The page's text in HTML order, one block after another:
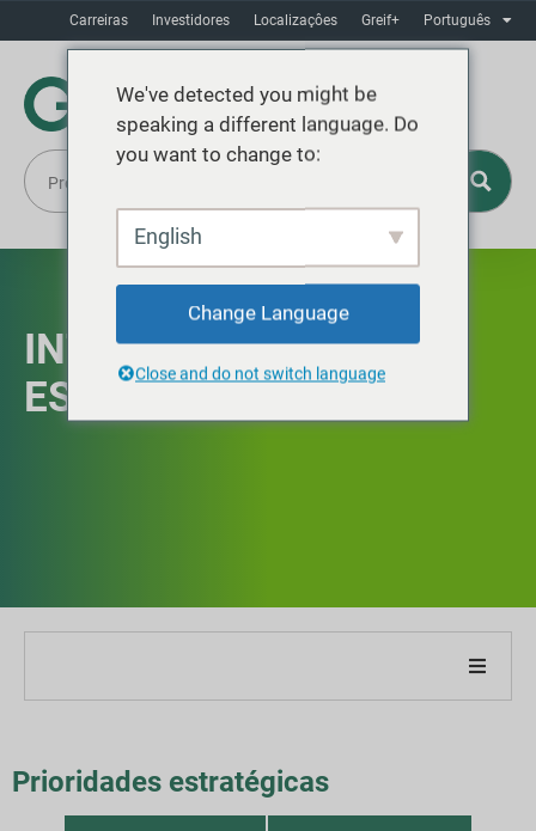
Carreiras Investidores Localizaçôes Greif+ Português
INTEGRAÇÃO
ESTRATÉGICA
o nosso relatório
Prioridades estratégicas
We've detected you might be
speaking a different language. Do
you want to change to:
English
Change Language
Close and do not switch language